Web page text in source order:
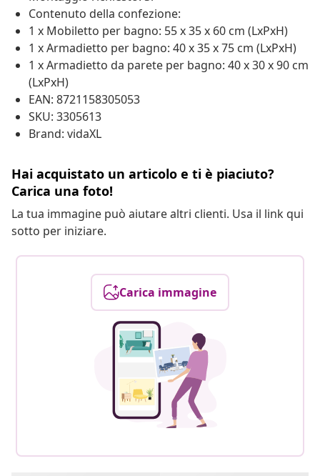
Contenuto della confezione:
1 x Mobiletto per bagno: 55 x 35 x 60 cm (LxPxH)
1 x Armadietto per bagno: 40 x 35 x 75 cm (LxPxH)
1 x Armadietto da parete per bagno: 40 x 30 x 90 cm
(LxPxH)
EAN: 8721158305053
SKU: 3305613
Brand: vidaXL
Hai acquistato un articolo e ti è piaciuto?
Carica una foto!
La tua immagine può aiutare altri clienti. Usa il link qui
sotto per iniziare.
Carica immagine